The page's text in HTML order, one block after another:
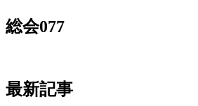
総会077
最新記事